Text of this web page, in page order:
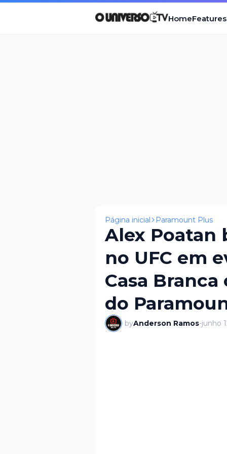
HomeFeatures
Página inicial Paramount Plus
Alex Poatan
no UFC em
Casa
do
byAnderson Ramos-junho